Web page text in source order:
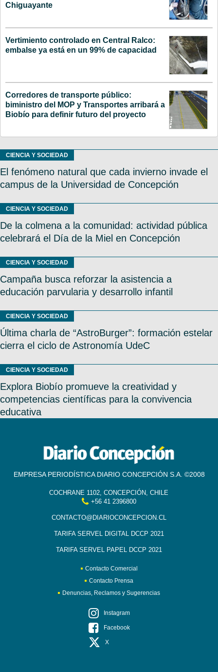
Chiguayante
Vertimiento controlado en Central Ralco:
embalse ya está en un 99% de capacidad
Corredores de transporte público:
biministro del MOP y Transportes arribará a
Biobío para definir futuro del proyecto
CIENCIA Y SOCIEDAD
El fenómeno natural que cada invierno invade el
campus de la Universidad de Concepción
CIENCIA Y SOCIEDAD
De la colmena a la comunidad: actividad pública
celebrará el Día de la Miel en Concepción
CIENCIA Y SOCIEDAD
Campaña busca reforzar la asistencia a
educación parvularia y desarrollo infantil
CIENCIA Y SOCIEDAD
Última charla de “AstroBurger”: formación estelar
cierra el ciclo de Astronomía UdeC
CIENCIA Y SOCIEDAD
Explora Biobío promueve la creatividad y
competencias científicas para la convivencia
educativa
EMPRESA PERIODÍSTICA DIARIO CONCEPCIÓN S.A. ©2008
COCHRANE 1102, CONCEPCIÓN, CHILE
+56 41 2396800
CONTACTO@DIARIOCONCEPCION.CL
TARIFA SERVEL DIGITAL DCCP 2021
TARIFA SERVEL PAPEL DCCP 2021
Contacto Comercial
Contacto Prensa
Denuncias, Reclamos y Sugerencias
Instagram
Facebook
X